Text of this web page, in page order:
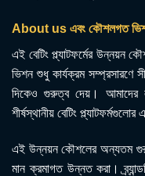
About us এবং কৌশলগত
এই বেটিং প্ল্যাটফর্মের উন্নয়ন
ভিশন শুধু কার্যক্রম সম্প্রসারণে
দিকেও গুরুত্ব দেয়। আমাদের
শীর্ষস্থানীয় বেটিং
এই উন্নয়ন কৌশলের অন্যতম
মান ক্রমাগত উন্নত করা।